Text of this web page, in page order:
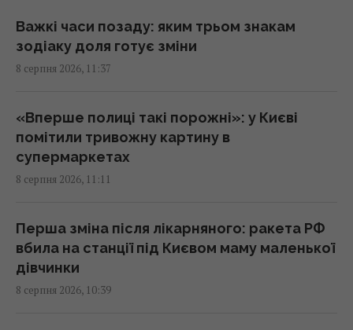
Для чого потрібна кожна сторона терки:
про деякі функції, про які ви не знали
Водопостачання Львівщини під загрозою:
"Бориславська нафтова компанія" просить
Зеленського переглянути санкції
Європу накрила нова хвиля спеки: яким
курортам загрожують лісові пожежі та
небезпека
Важкі часи позаду: яким трьом знакам
зодіаку доля готує зміни
8 серпня 2026, 11:37
«Вперше полиці такі порожні»: у Києві
помітили тривожну картину в
супермаркетах
8 серпня 2026, 11:11
Перша зміна після лікарняного: ракета РФ
вбила на станції під Києвом маму маленької
дівчинки
8 серпня 2026, 10:39